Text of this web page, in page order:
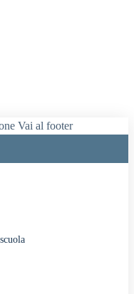
Vai al footer